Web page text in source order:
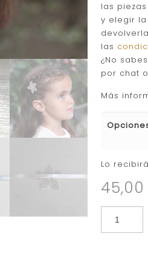
las
y elegir
las
¿No
por chat
Más
Lo
45,00